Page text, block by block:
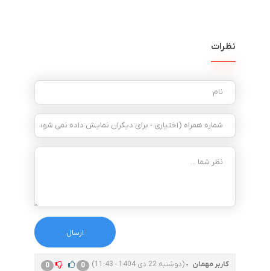
نظرات
کاربر مهمان (دوشنبه 22 دی 1404 - 11:43) 0 0